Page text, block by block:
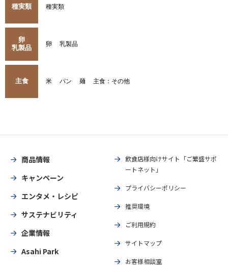
種実類 種実類
卵
乳製品
卵 乳製品
主食 米 パン 麺 主食：その他
商品情報
キャンペーン
エンタメ・レシピ
サステナビリティ
企業情報
Asahi Park
飲食店様向けサイト「ご繁盛サポ
ートネット」
プライバシーポリシー
推奨環境
ご利用規約
サイトマップ
お客様相談室